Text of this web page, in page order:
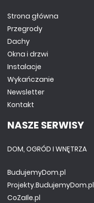
Strona główna
Przegrody
Dachy
Okna i drzwi
Instalacje
Wykańczanie
Newsletter
Kontakt
NASZE SERWISY
DOM, OGRÓD I WNĘTRZA
BudujemyDom.pl
Projekty.BudujemyDom.pl
CoZaIle.pl